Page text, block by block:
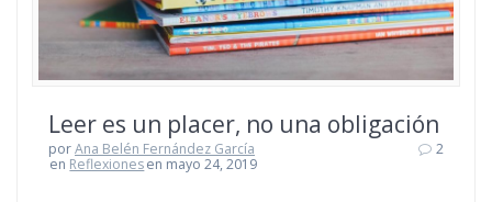
Leer es un placer, no una obligación
porAna Belén Fernández García
en Reflexionesen mayo 24, 2019
2